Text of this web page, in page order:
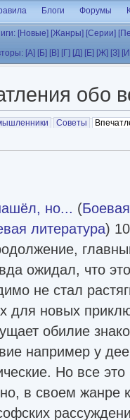
Блоги Форумы
[Новые] [Жанры] [Серии]
[А] [Б] [В] [Г] [Д] [Е] [Ж] [З]
обо
Советы
но... (
литература)
ожидал, что
не стал
для новых
обилие
например у
Но все
в своем жанре